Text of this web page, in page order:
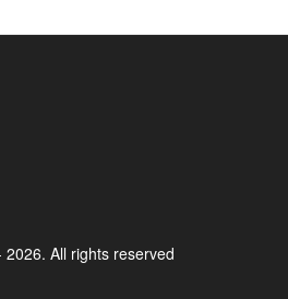
All rights reserved